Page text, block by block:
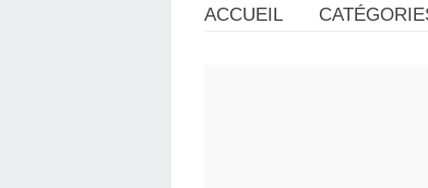
ACCUEIL